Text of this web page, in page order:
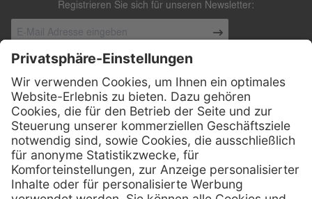
Registrieren Sie sich für unseren Newsletter:
Kontakt
Henry Schein Medical Austria GmbH
Schönbrunner Straße 297
A-1120 Wien
01 / 718 19 61 99
Telefax:01 / 718 19 61 23